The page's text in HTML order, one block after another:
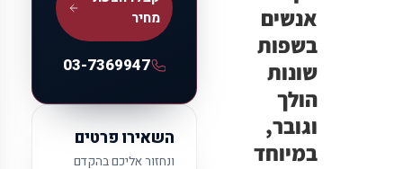
מחיר
03-7369947
השאירו פרטים
ונחזור אליכם בהקדם
אנשים
בשפות
שונות
הולך
וגובר,
במיוחד